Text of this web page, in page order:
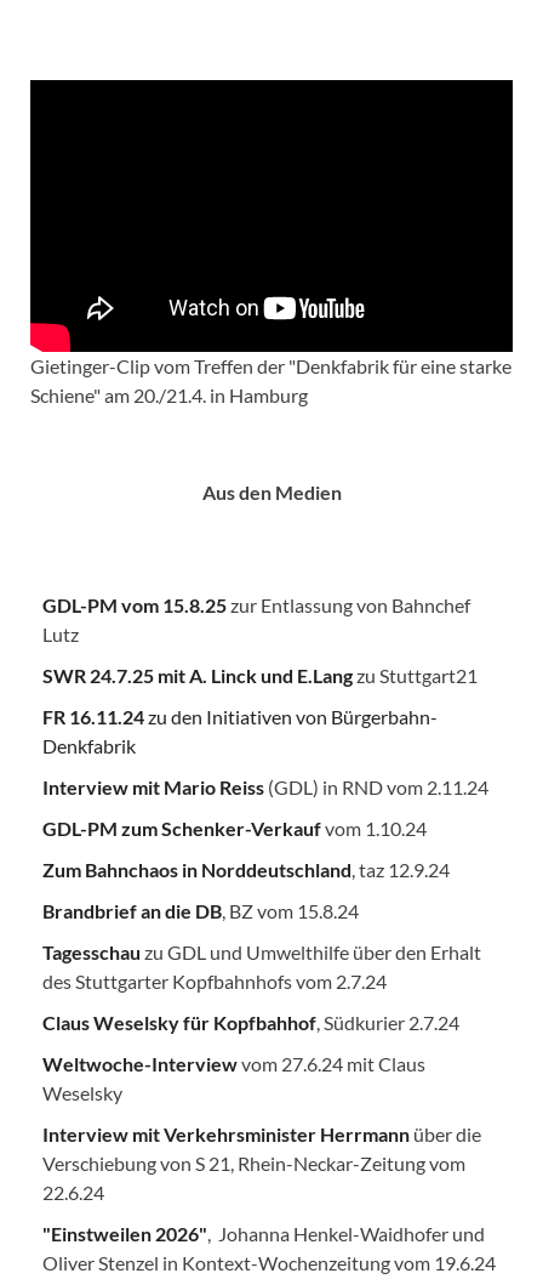
Gietinger-Clip vom Treffen der "Denkfabrik für eine starke
Schiene" am 20./21.4. in Hamburg
Aus den Medien
GDL-PM vom 15.8.25zur Entlassung von Bahnchef
Lutz
SWR 24.7.25 mit A. Linck und E.Langzu Stuttgart21
FR 16.11.24zu den Initiativen von Bürgerbahn-
Denkfabrik
Interview mit Mario Reiss (GDL) in RND vom 2.11.24
GDL-PM zum Schenker-Verkaufvom 1.10.24
Zum Bahnchaos in Norddeutschland , taz 12.9.24
Brandbrief an die DB , BZ vom 15.8.24
Tagesschau zu GDL und Umwelthilfe über den Erhalt
des Stuttgarter Kopfbahnhofs vom 2.7.24
Claus Weselsky für Kopfbahhof , Südkurier 2.7.24
Weltwoche-Interviewvom 27.6.24 mit Claus
Weselsky
Interview mit Verkehrsminister Herrmann über die
Verschiebung von S 21, Rhein-Neckar-Zeitung vom
22.6.24
"Einstweilen 2026" , Johanna Henkel-Waidhofer und
Oliver Stenzel in Kontext-Wochenzeitung vom 19.6.24